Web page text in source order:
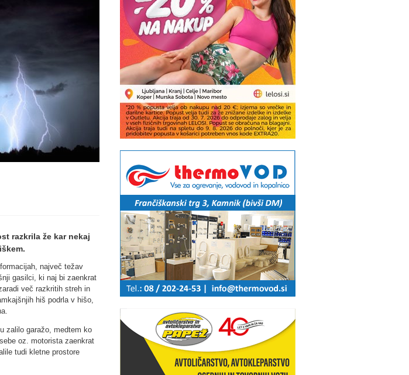
razkrila že kar nekaj
največ težav
gasilci, ki naj bi zaenkrat
več razkritih streh in
hiš podrla v hišo,
zalilo garažo, medtem ko
oz. motorista zaenkrat
tudi kletne prostore